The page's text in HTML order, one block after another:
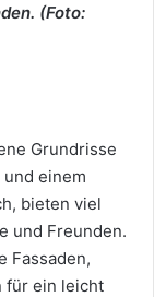
(Foto:
Grundrisse
einem
bieten viel
und Freunden.
Fassaden,
für ein leicht